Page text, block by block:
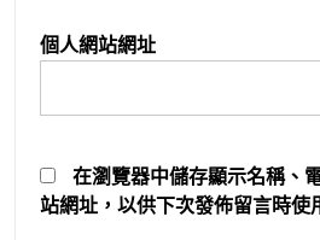
個人網站網址
在瀏覽器中儲存顯示名稱、
站網址，以供下次發佈留言時使